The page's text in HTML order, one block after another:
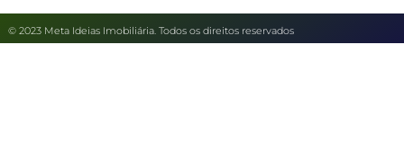
© 2023 Meta Ideias Imobiliária. Todos os direitos reservados